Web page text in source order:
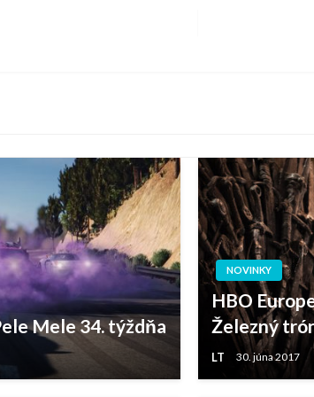
Mele 34. týždňa
NOVINKY
HBO
Železný
LT 30. júna 2017